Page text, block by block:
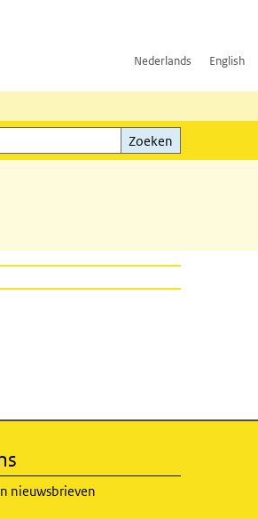
Nederlands English
Zoeken
nieuwsbrieven